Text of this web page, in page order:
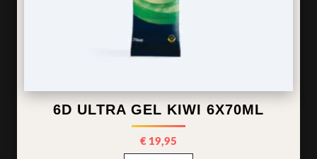
6D ULTRA GEL KIWI 6X70ML
€ 19,95